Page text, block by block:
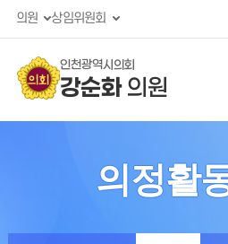
의원 상임위원회
인천광역시의회
강순화의원
의정활